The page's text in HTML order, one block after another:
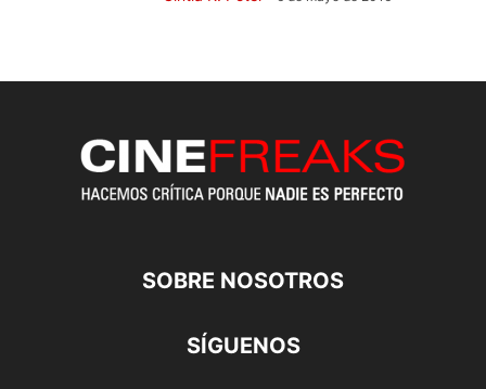
SOBRE NOSOTROS
SÍGUENOS